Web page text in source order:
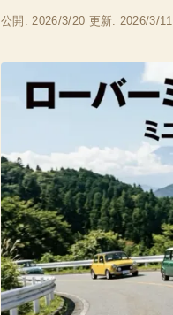
公開: 2026/3/20 更新: 2026/3/11